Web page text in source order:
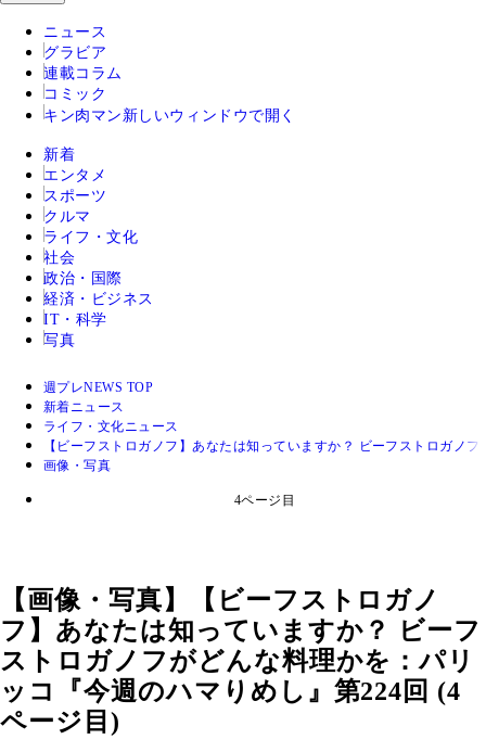
ニュース
グラビア
連載コラム
コミック
キン肉マン 新しいウィンドウで開く
新着
エンタメ
スポーツ
クルマ
ライフ・文化
社会
政治・国際
経済・ビジネス
IT・科学
写真
週プレNEWS TOP
新着ニュース
ライフ・文化ニュース
【ビーフストロガノフ】あなたは知っていますか？ ビーフストロガノ
画像・写真
4ページ目
【画像・写真】【ビーフストロガノ
フ】あなたは知っていますか？ ビーフ
ストロガノフがどんな料理かを：パリ
ッコ『今週のハマりめし』第224回 (4
ページ目)